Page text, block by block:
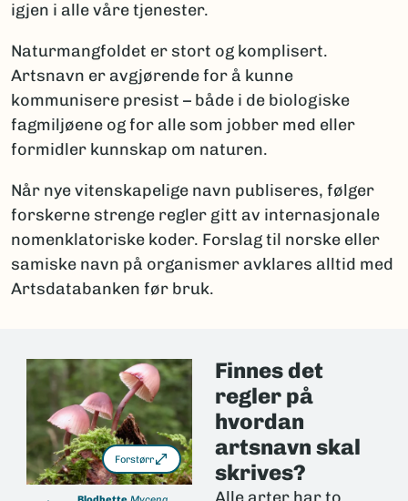
igjen i alle våre tjenester.
Naturmangfoldet er stort og komplisert.
Artsnavn er avgjørende for å kunne
kommunisere presist – både i de biologiske
fagmiljøene og for alle som jobber med eller
formidler kunnskap om naturen.
Når nye vitenskapelige navn publiseres, følger
forskerne strenge regler gitt av internasjonale
nomenklatoriske koder. Forslag til norske eller
samiske navn på organismer avklares alltid med
Artsdatabanken før bruk.
Forstørr
Finnes det
regler på
hvordan
artsnavn skal
skrives?